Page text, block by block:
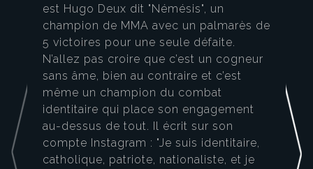
est Hugo Deux dit "Némésis", un
champion de MMA avec un palmarès de
5 victoires pour une seule défaite.
N’allez pas croire que c’est un cogneur
sans âme, bien au contraire et c’est
même un champion du combat
identitaire qui place son engagement
au-dessus de tout. Il écrit sur son
compte Instagram : "Je suis identitaire,
catholique, patriote, nationaliste, et je